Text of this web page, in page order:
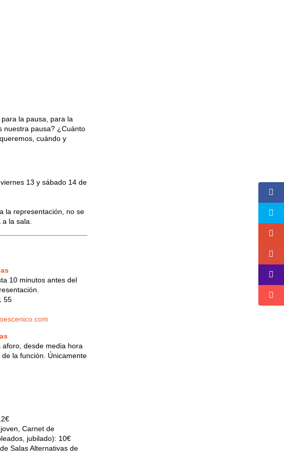
la pausa, para la
nuestra pausa? ¿Cuánto
cuándo y
13 y sábado 14 de
la representación, no se
la sala.
10 minutos antes del
55
aforo, desde media hora
la función. Únicamente
Carnet de
jubilado): 10€
Salas Alternativas de